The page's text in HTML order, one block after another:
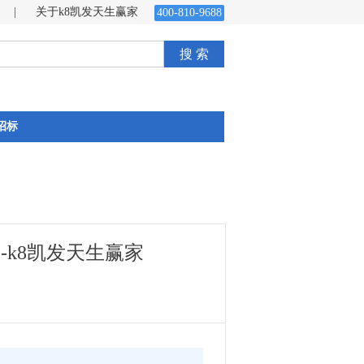
关于k8凯发天生赢家 400-810-9688
搜 索
标
凯发天生赢家